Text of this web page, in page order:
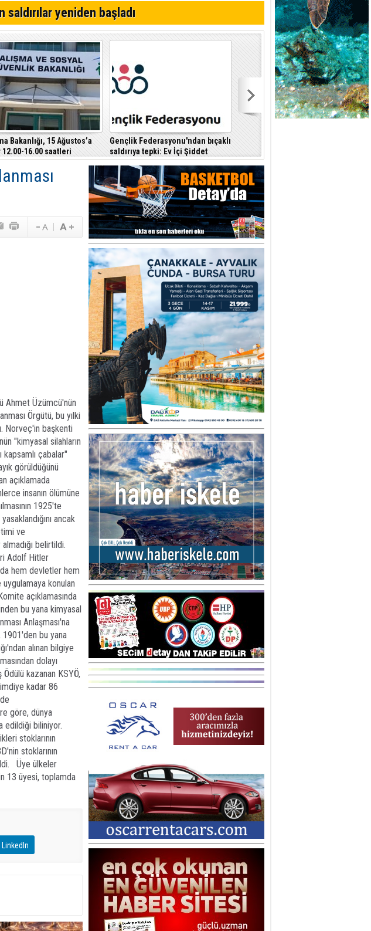
Üzüm Festivali başladı
bir araya geldi
saldırılar yeniden başladı
Bakanlığı, 15 Ağustos’a
12.00-16.00 saatleri
güneş altında çalışmayı
Gençlik Federasyonu'ndan bıçaklı
saldırıya tepki: Ev İçi Şiddet
Yasası hayata geçirilmeli
Ahmet Üzümcü'nün
Örgütü, bu yılki
Norveç'in başkenti
"kimyasal silahların
kapsamlı çabalar"
görüldüğünü
açıklamada
insanın ölümüne
1925'te
ancak
ve
belirtildi.
Adolf Hitler
da hem devletler hem
konulan
açıklamasında
bu yana kimyasal
Anlaşması'na
1901'den bu yana
alınan bilgiye
dolayı
kazanan KSYÖ,
kadar 86
göre, dünya
edildiği biliniyor.
stoklarının
stoklarının
Üye ülkeler
13 üyesi, toplamda
LinkedIn